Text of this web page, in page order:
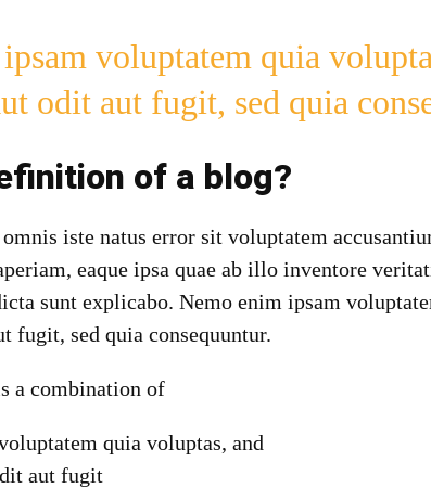
voluptatem quia
odit aut fugit, sed quia
of a blog?
iste natus error sit voluptatem
eaque ipsa quae ab illo inventore
sunt explicabo. Nemo enim ipsam
fugit, sed quia consequuntur.
a combination of
quia voluptas, and
aut fugit